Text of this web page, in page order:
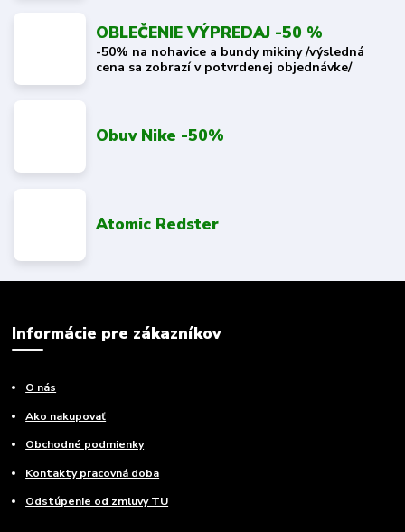
OBLEČENIE VÝPREDAJ -50 %
-50% na nohavice a bundy mikiny /výsledná
cena sa zobrazí v potvrdenej objednávke/
Obuv Nike -50%
Atomic Redster
Informácie pre zákazníkov
O nás
Ako nakupovať
Obchodné podmienky
Kontakty pracovná doba
Odstúpenie od zmluvy TU